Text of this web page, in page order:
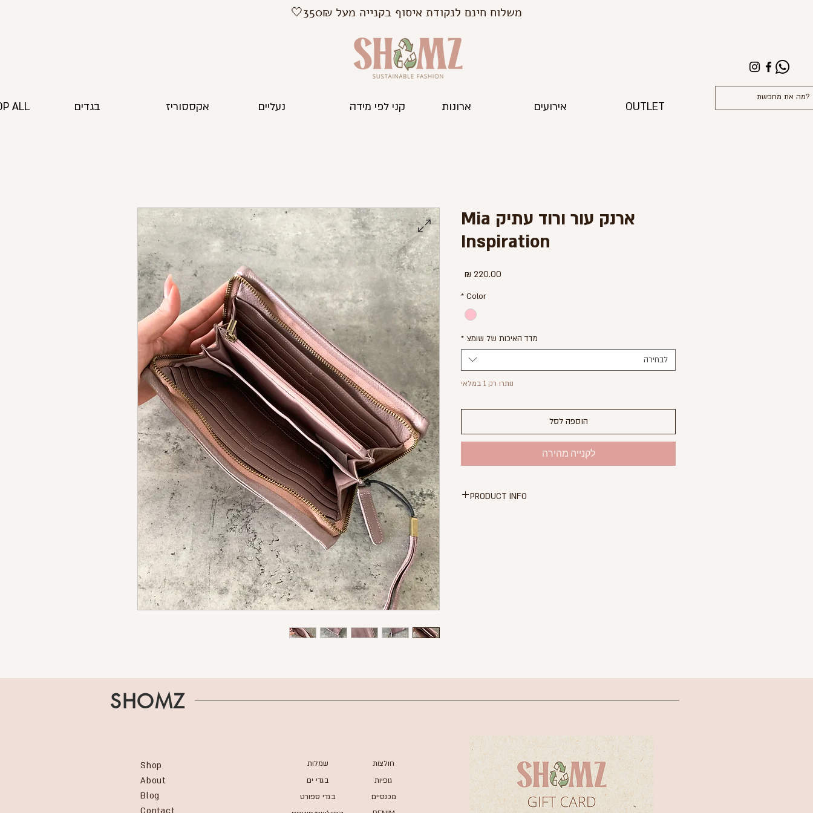
משלוח חינם לנקודת איסוף בקנייה מעל 350₪🤍
ALL בגדים אקססוריז נעליים קני לפי מידה ארונות אירועים OUTLET
ארנק עור ורוד עתיק Mia
Inspiration
Color
*
מדד האיכות של שומצ *
לבחירה
נותרו רק 1 במלאי
הוספה לסל
לקנייה מהירה
PRODUCT INFO
SHOMZ
Shop
About
Blog
חולצות
גופיות
מכנסיים
שמלות
בגדי ים
בגדי ספורט